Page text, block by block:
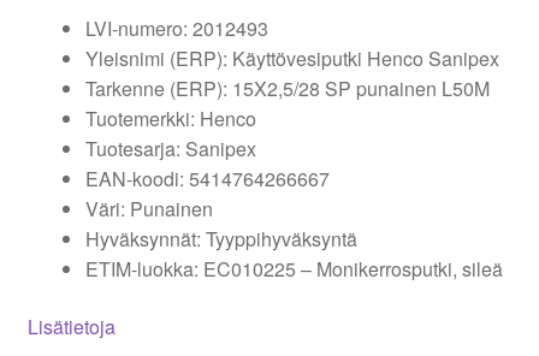
LVI-numero: 2012493
Yleisnimi (ERP): Käyttövesiputki Henco Sanipex
Tarkenne (ERP): 15X2,5/28 SP punainen L50M
Tuotemerkki: Henco
Tuotesarja: Sanipex
EAN-koodi: 5414764266667
Väri: Punainen
Hyväksynnät: Tyyppihyväksyntä
ETIM-luokka: EC010225 – Monikerrosputki, sileä
Lisätietoja